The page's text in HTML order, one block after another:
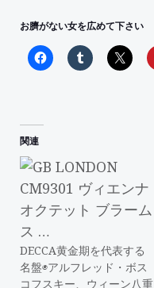
お臍がない女を広めて下さい
関連
DECCA黄金期を代表する
名盤◉アルフレッド・ボス
コフスキー、ウィーン八重